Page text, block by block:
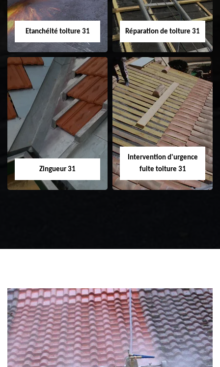
Etanchéité toiture 31
Etanchéité toiture
31
Réparation de toiture 31
Réparation de
toiture 31
Zingueur 31
Intervention d'urgence
fuite toiture 31